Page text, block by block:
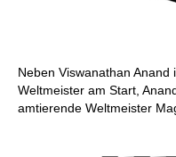
Neben Viswanathan
Weltmeister am Start,
amtierende Weltmeister